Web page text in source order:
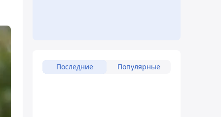
Последние Популярные